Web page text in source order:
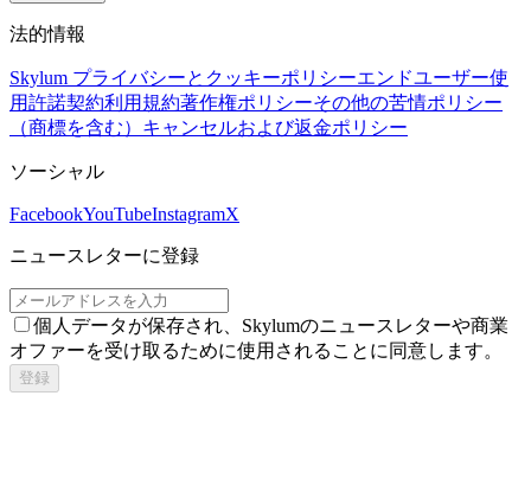
法的情報
Skylum プライバシーとクッキーポリシーエンドユーザー使
用許諾契約利用規約著作権ポリシーその他の苦情ポリシー
（商標を含む） キャンセルおよび返金ポリシー
ソーシャル
FacebookYouTubeInstagramX
ニュースレターに登録
個人データが保存され、Skylumのニュースレターや商業
オファーを受け取るために使用されることに同意します。
登録